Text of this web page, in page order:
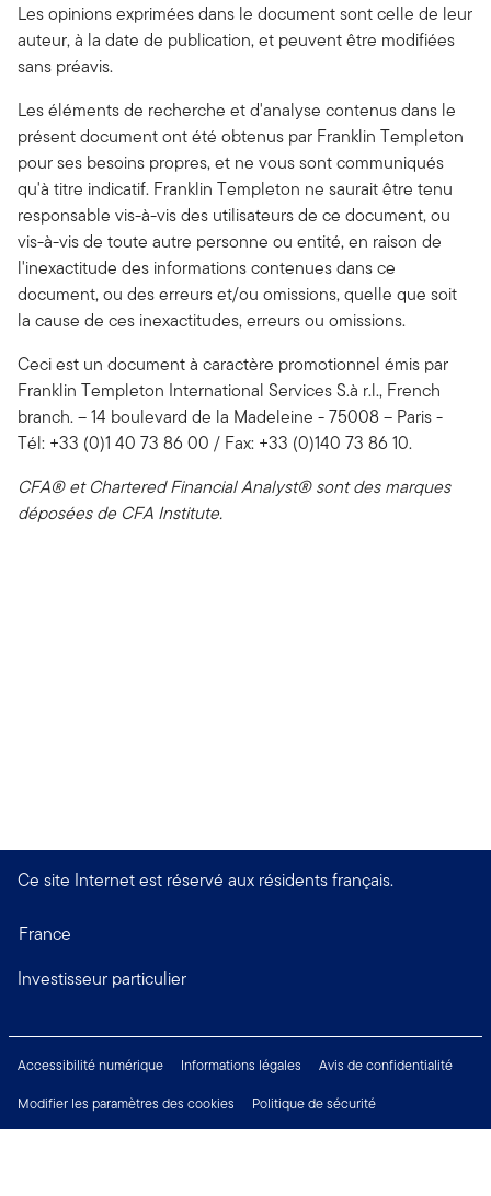
Les opinions exprimées dans le document sont celle de leur
auteur, à la date de publication, et peuvent être modifiées
sans préavis.
Les éléments de recherche et d'analyse contenus dans le
présent document ont été obtenus par Franklin Templeton
pour ses besoins propres, et ne vous sont communiqués
qu'à titre indicatif. Franklin Templeton ne saurait être tenu
responsable vis-à-vis des utilisateurs de ce document, ou
vis-à-vis de toute autre personne ou entité, en raison de
l'inexactitude des informations contenues dans ce
document, ou des erreurs et/ou omissions, quelle que soit
la cause de ces inexactitudes, erreurs ou omissions.
Ceci est un document à caractère promotionnel émis par
Franklin Templeton International Services S.à r.l., French
branch. – 14 boulevard de la Madeleine - 75008 – Paris -
Tél: +33 (0)1 40 73 86 00 / Fax: +33 (0)140 73 86 10.
CFA® et Chartered Financial Analyst® sont des marques
déposées de CFA Institute.
Ce site Internet est réservé aux résidents français.
France
Investisseur particulier
Accessibilité numérique Informations légales
Avis de confidentialité
Modifier les paramètres des cookies
Politique de sécurité